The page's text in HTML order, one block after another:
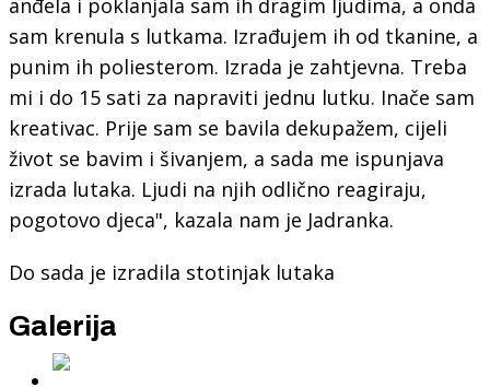
sam krenula s lutkama. Izrađujem ih od tkanine, a
punim ih poliesterom. Izrada je zahtjevna. Treba
mi i do 15 sati za napraviti jednu lutku. Inače sam
kreativac. Prije sam se bavila dekupažem, cijeli
život se bavim i šivanjem, a sada me ispunjava
izrada lutaka. Ljudi na njih odlično reagiraju,
pogotovo djeca", kazala nam je Jadranka.
Do sada je izradila stotinjak lutaka
Galerija